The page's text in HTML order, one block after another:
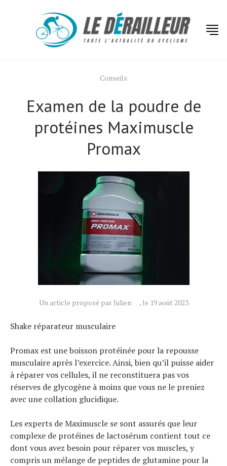
Conseils
Examen de la poudre de
protéines Maximuscle
Promax
Un article proposé par Julien , le 19 août 2023
Shake réparateur musculaire
Promax est une boisson protéinée pour la repousse
musculaire après l’exercice. Ainsi, bien qu’il puisse aider
à réparer vos cellules, il ne reconstituera pas vos
réserves de glycogène à moins que vous ne le preniez
avec une collation glucidique.
Les experts de Maximuscle se sont assurés que leur
complexe de protéines de lactosérum contient tout ce
dont vous avez besoin pour réparer vos muscles, y
compris un mélange de peptides de glutamine pour la